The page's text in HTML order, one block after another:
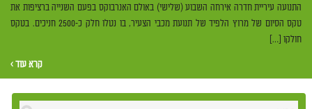
התנועה עיריית חדרה אירחה השבוע (שלישי) באולם האנרבוקס בפעם השנייה ברציפות את
טקס הסיום של מרוץ הלפיד של תנועת מכבי הצעיר, בו נטלו חלק כ-2500 חניכים. בטקס
חולקו […]
קרא עוד ›